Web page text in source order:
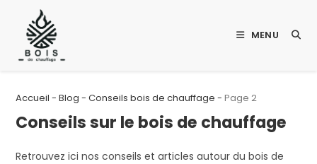
content
MENU
Accueil -Blog -Conseils bois de chauffage -Page 2
Conseils sur le bois de chauffage
Retrouvez ici nos conseils et articles autour du bois de